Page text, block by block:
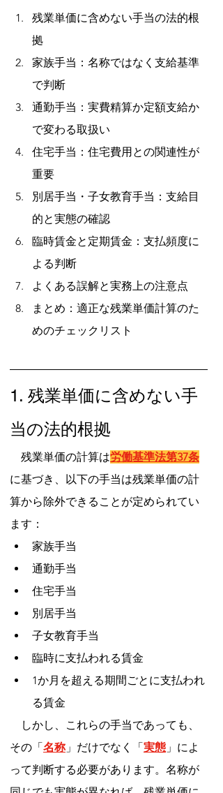
残業単価に含めない手当の法的根
拠
家族手当：名称ではなく支給基準
で判断
通勤手当：実費精算か定額支給か
で変わる取扱い
住宅手当：住宅費用との関連性が
重要
別居手当・子女教育手当：支給目
的と実態の確認
臨時賃金と定期賃金：支払頻度に
よる判断
よくある誤解と実務上の注意点
まとめ：適正な残業単価計算のた
めのチェックリスト
1. 残業単価に含めない手
当の法的根拠
残業単価の計算は労働基準法第37条
に基づき、以下の手当は残業単価の計
算から除外できることが定められてい
ます：
家族手当
通勤手当
住宅手当
別居手当
子女教育手当
臨時に支払われる賃金
1か月を超える期間ごとに支払われ
る賃金
しかし、これらの手当であっても、
その「名称」だけでなく「実態 」によ
って判断する必要があります。名称が